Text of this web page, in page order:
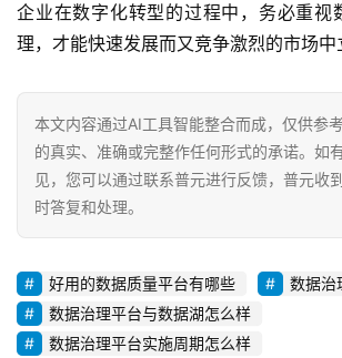
企业在数字化转型的过程中，务必重视
理，才能快速发展而又竞争激烈的市场中
本文内容通过AI工具智能整合而成，仅供参
的真实、准确或完整作任何形式的承诺。如
见，您可以通过联系普元进行反馈，普元收
时答复和处理。
好用的数据质量平台有哪些
数据治
数据治理平台与数据湖怎么样
数据治理平台实施周期怎么样